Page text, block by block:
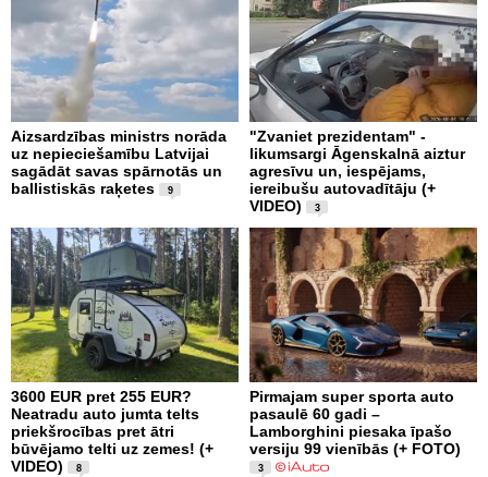
Aizsardzības ministrs norāda
uz nepieciešamību Latvijai
sagādāt savas spārnotās un
ballistiskās raķetes
9
"Zvaniet prezidentam" -
likumsargi Āgenskalnā aiztur
agresīvu un, iespējams,
iereibušu autovadītāju (+
VIDEO)
3
3600 EUR pret 255 EUR?
Neatradu auto jumta telts
priekšrocības pret ātri
būvējamo telti uz zemes! (+
VIDEO)
8
Pirmajam super sporta auto
pasaulē 60 gadi –
Lamborghini piesaka īpašo
versiju 99 vienībās (+ FOTO)
3